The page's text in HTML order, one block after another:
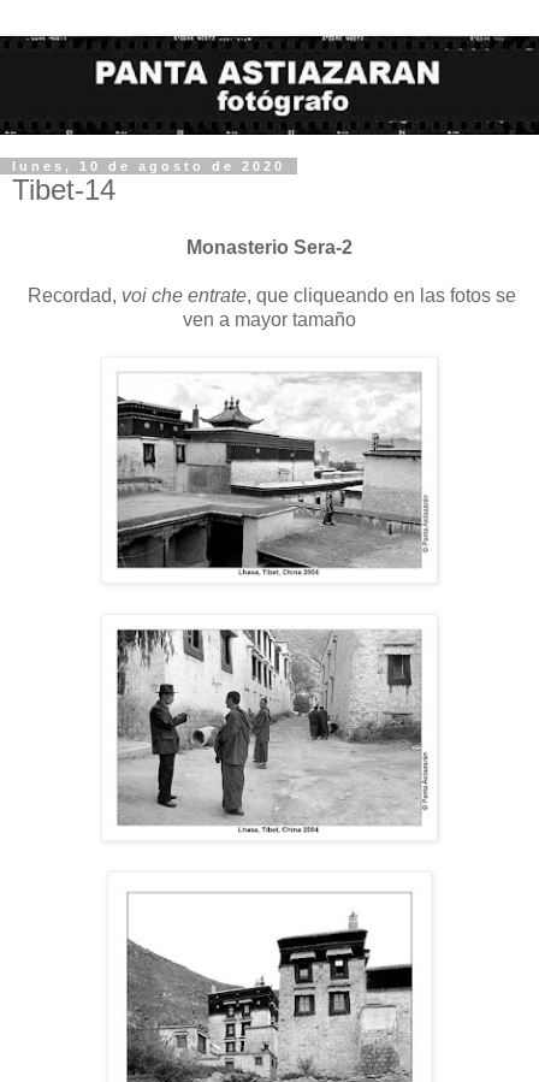
lunes, 10 de agosto de 2020
Tibet-14
Monasterio Sera-2
Recordad, voi che entrate, que cliqueando en las fotos se
ven a mayor tamaño